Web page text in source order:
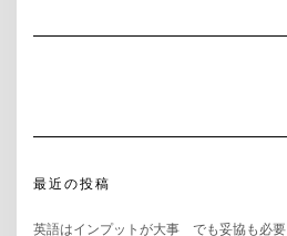
最近の投稿
英語はインプットが大事 でも妥協も必要